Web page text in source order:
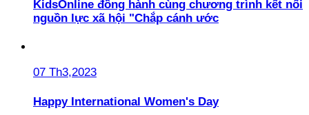
KidsOnline đồng hành cùng chương trình kết nối
nguồn lực xã hội "Chắp cánh ước
07 Th3,2023
Happy International Women's Day